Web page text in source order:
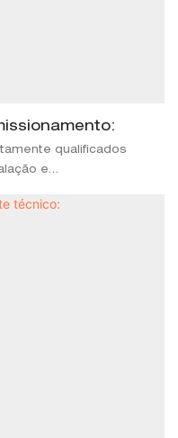
qualificados
e
a linha de produção.